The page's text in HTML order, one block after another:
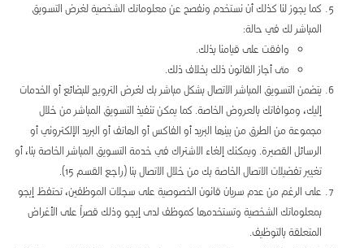
كما يجوز لنا كذلك أن نستخدم ونفصح عن معلوماتك الشخصية لغرض التسويق
المباشر لك في حالة:
وافقت على قيامنا بذلك.
متى أجاز القانون ذلك بخلاف ذلك.
يتضمن التسويق المباشر الاتصال بشكل مباشر بك لغرض الترويج للبضائع أو الخدمات
إليك، وموافاتك بالعروض الخاصة. كما يمكن تنفيذ التسويق المباشر من خلال
مجموعة من الطرق من بينها البريد أو الفاكس أو الهاتف أو البريد الإلكتروني أو
الرسائل القصيرة. ويمكنك إلغاء الاشتراك في خدمة التسويق المباشر الخاصة بنا، أو
تغيير تفضيلات الاتصال الخاصة بك من خلال الاتصال بنا (راجع القسم 15).
على الرغم من عدم سريان قانون الخصوصية على سجلات الموظفين، تحتفظ إيجو
بمعلوماتك الشخصية وتستخدمها كموظف لدى إيجو وذلك قصراً على الأغراض
المتعلقة بالتوظيف.